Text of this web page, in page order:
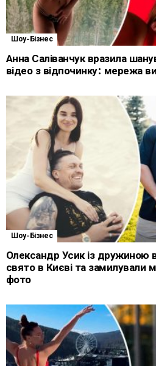
Шоу-Бізнес
Анна Саліванчук вразила
відео з відпочинку: мережа
Шоу-Бізнес
Олександр Усик із дружиною
свято в Києві та замилували
фото